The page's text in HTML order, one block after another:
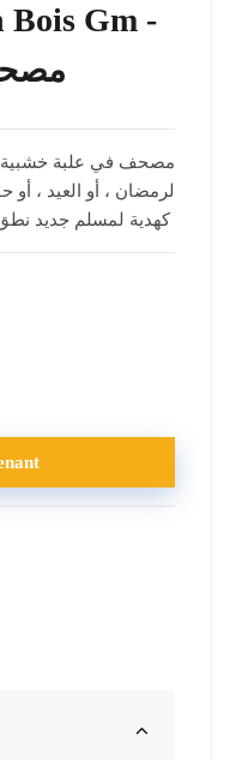
Bois Gm -
لرمضان ، أو العيد ، أو
كهدية لمسلم جديد نطق الشهادة